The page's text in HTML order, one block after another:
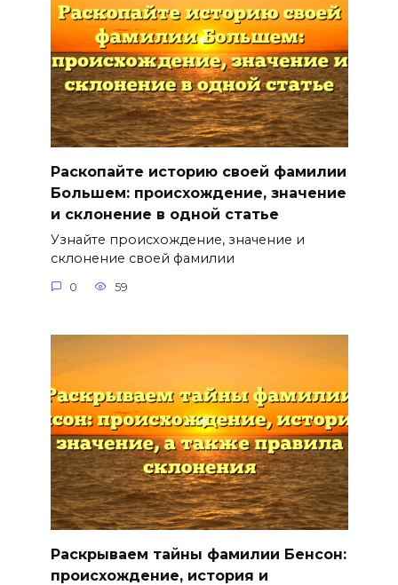
Раскопайте историю своей фамилии
Большем: происхождение, значение
и склонение в одной статье
Узнайте происхождение, значение и
склонение своей фамилии
0 59
Раскрываем тайны фамилии Бенсон:
происхождение, история и